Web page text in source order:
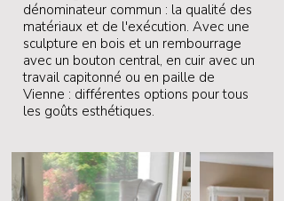
dénominateur commun : la qualité des
matériaux et de l'exécution. Avec une
sculpture en bois et un rembourrage
avec un bouton central, en cuir avec un
travail capitonné ou en paille de
Vienne : différentes options pour tous
les goûts esthétiques.